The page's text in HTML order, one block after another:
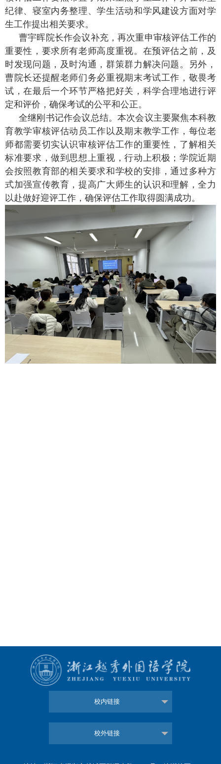
纪律、寝室内务整理、学生活动和学风建设方面对学
生工作提出相关要求。
曹宇晖院长作会议补充，再次重申审核评估工作的
重要性，要求所有老师高度重视。在预评估之前，及
时发现问题，及时沟通，群策群力解决问题。另外，
曹院长还提醒老师们务必重视期末考试工作，敬畏考
试，在最后一个环节严格把好关，科学合理地进行评
定和评价，确保考试的公平和公正。
全继刚书记作会议总结。本次会议主要聚焦本科教
育教学审核评估动员工作以及期末教学工作，每位老
师都需要切实认识审核评估工作的重要性，了解相关
标准要求，做到思想上重视，行动上积极；学院近期
会按照教育部的相关要求和学校的安排，通过多种方
式加强宣传教育，提高广大师生的认识和理解，全力
以赴做好迎评工作，确保评估工作取得圆满成功。
校内链接
校外链接